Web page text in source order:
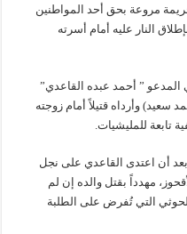
جريمة مروعة بحق أحد المواطنين
النار عليه أمام أسرته
” أحمد عبده القاعدي”
وأرداه قتيلاً أمام زوجته
تابعة للمليشيات.
أن اعتدى القاعدي على نجل
مهدداً بقتل والده إن لم
التي تُفرض على الطلبة